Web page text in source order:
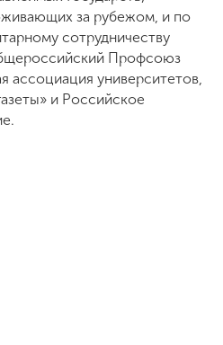
за рубежом, и по
сотрудничеству
Профсоюз
ассоциация университетов,
и Российское